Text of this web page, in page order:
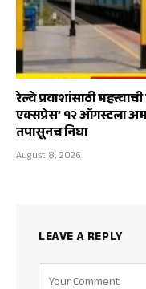
रेल्वे प्रवाशांसाठी
एक्सप्रेस’ १२ ऑगस्टला
तपासूनच निघा
August 8, 2026
LEAVE A REPLY